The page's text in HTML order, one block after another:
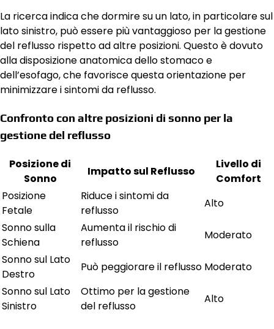
La ricerca indica che dormire su un lato, in particolare sul
lato sinistro, può essere più vantaggioso per la gestione
del reflusso rispetto ad altre posizioni. Questo è dovuto
alla disposizione anatomica dello stomaco e
dell’esofago, che favorisce questa orientazione per
minimizzare i sintomi da reflusso.
Confronto con altre posizioni di sonno per la
gestione del reflusso
Posizione di
Sonno
Impatto sul Reflusso
Livello di
Comfort
Posizione
Fetale
Riduce i sintomi da
reflusso
Alto
Sonno sulla
Schiena
Aumenta il rischio di
reflusso
Moderato
Sonno sul Lato
Destro
Può peggiorare il reflusso Moderato
Sonno sul Lato
Sinistro
Ottimo per la gestione
del reflusso
Alto